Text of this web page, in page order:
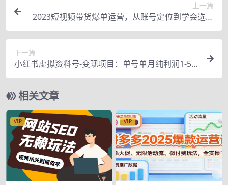
上一篇
2023短视频带货爆单运营，从账号定位到学会选预
爆品，到代理完成出单（价值1250元）
下一篇
小红书虚拟资料号-变现项目：单号单月纯利润1-5w
+实操玩法分享
相关文章
VIP VIP